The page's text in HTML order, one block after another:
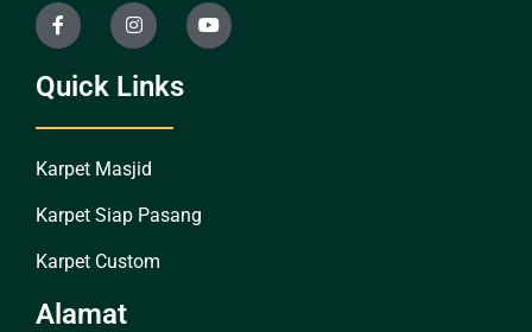
Quick Links
Karpet Masjid
Karpet Siap Pasang
Karpet Custom
Alamat